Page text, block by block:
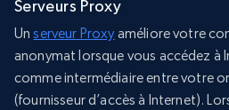
Serveurs Proxy
Unserveur Proxyaméliore votre
anonymat lorsque vous accédez à
comme intermédiaire entre votre
(fournisseur d’accès à Internet).